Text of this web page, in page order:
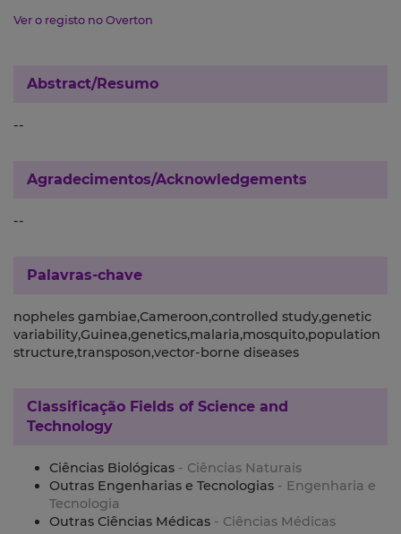
Ver o registo no Overton
Abstract/Resumo
--
Agradecimentos/Acknowledgements
--
Palavras-chave
nopheles gambiae,Cameroon,controlled study,genetic
variability,Guinea,genetics,malaria,mosquito,population
structure,transposon,vector-borne diseases
Classificação Fields of Science and
Technology
Ciências Biológicas - Ciências Naturais
Outras Engenharias e Tecnologias - Engenharia e
Tecnologia
Outras Ciências Médicas - Ciências Médicas